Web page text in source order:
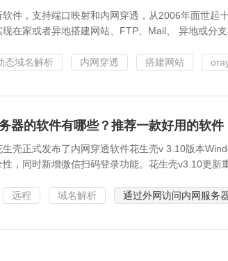
件，支持端口映射和内网穿透，从2006年面世起
在家或者异地搭建网站、FTP、Mail、 异地或分支
态域名解析 内网穿透 搭建网站
器的软件有哪些？推荐一款好用的软件
壳正式发布了内网穿透软件花生壳v 3.10版本
，同时新增微信扫码登录功能。花生壳v3.10更新
远程 域名解析 通过外网访问内网服务